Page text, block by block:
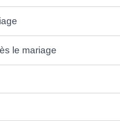
le mariage